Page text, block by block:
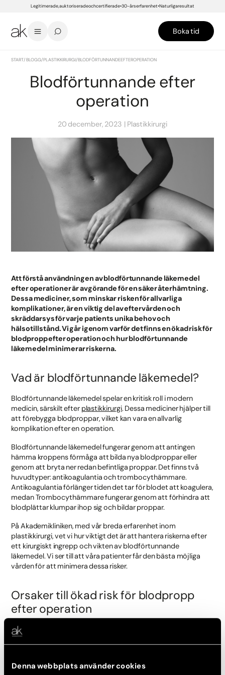
Denna webbplats använder cookies
Legitimerade, auktoriserade och certifierade 30-års erfarenhet Naturliga resultat
Boka tid
START/BLOGG/PLASTIKKIRURGI/BLODFÖRTUNNANDE EFTER OPERATION
Blodförtunnande efter
operation
20 december, 2023 Plastikkirurgi
Att förstå användningen av blodförtunnande läkemedel
efter operationer är avgörande för en säker återhämtning.
Dessa mediciner, som minskar risken för allvarliga
komplikationer, är en viktig del av eftervården och
skräddarsys för varje patients unika behov och
hälsotillstånd. Vi går igenom varför det finns en ökad risk för
blodpropp efter operation och hur blodförtunnande
läkemedel minimerar riskerna.
Vad är blodförtunnande läkemedel?
Blodförtunnande läkemedel spelar en kritisk roll i modern
medicin, särskilt efter plastikkirurgi. Dessa mediciner hjälper till
att förebygga blodproppar, vilket kan vara en allvarlig
komplikation efter en operation.
Blodförtunnande läkemedel fungerar genom att antingen
hämma kroppens förmåga att bilda nya blodproppar eller
genom att bryta ner redan befintliga proppar. Det finns två
huvudtyper: antikoagulantia och trombocythämmare.
Antikoagulantia förlänger tiden det tar för blodet att koagulera,
medan Trombocythämmare fungerar genom att förhindra att
blodplättar klumpar ihop sig och bildar proppar.
På Akademikliniken, med vår breda erfarenhet inom
plastikkirurgi, vet vi hur viktigt det är att hantera riskerna efter
ett kirurgiskt ingrepp och vikten av blodförtunnande
läkemedel. Vi ser till att våra patienter får den bästa möjliga
vården för att minimera dessa risker.
Orsaker till ökad risk för blodpropp
efter operation
Det finns flera anledningar till ökad risk för blodpropp efter en
operation:
leda till att kroppens naturliga blodkoaguleringsprocess